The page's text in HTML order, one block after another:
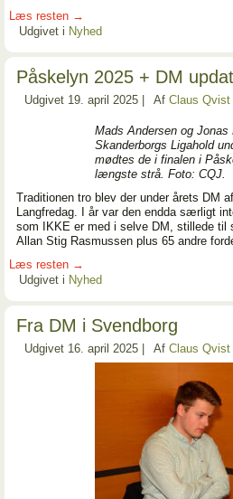
Læs resten →
Udgivet i Nyhed
Påskelyn 2025 + DM
Udgivet 19. april 2025 Af Claus Qvist
Mads Andersen og Jonas
Skanderborgs Ligahold
mødtes de i finalen i
længste strå. Foto: CQJ.
Traditionen tro blev der under årets DM
Langfredag. I år var den endda særligt
som IKKE er med i selve DM, stillede til
Allan Stig Rasmussen plus 65 andre
Læs resten →
Udgivet i Nyhed
Fra DM i Svendborg
Udgivet 16. april 2025 Af Claus Qvist